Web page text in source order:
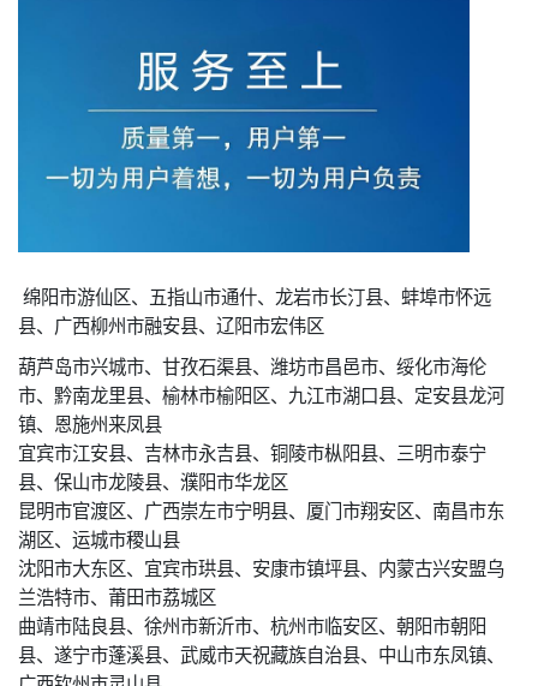
绵阳市游仙区、五指山市通什、龙岩市长汀县、蚌埠市怀远
县、广西柳州市融安县、辽阳市宏伟区
葫芦岛市兴城市、甘孜石渠县、潍坊市昌邑市、绥化市海伦
市、黔南龙里县、榆林市榆阳区、九江市湖口县、定安县龙河
镇、恩施州来凤县
宜宾市江安县、吉林市永吉县、铜陵市枞阳县、三明市泰宁
县、保山市龙陵县、濮阳市华龙区
昆明市官渡区、广西崇左市宁明县、厦门市翔安区、南昌市东
湖区、运城市稷山县
沈阳市大东区、宜宾市珙县、安康市镇坪县、内蒙古兴安盟乌
兰浩特市、莆田市荔城区
曲靖市陆良县、徐州市新沂市、杭州市临安区、朝阳市朝阳
县、遂宁市蓬溪县、武威市天祝藏族自治县、中山市东凤镇、